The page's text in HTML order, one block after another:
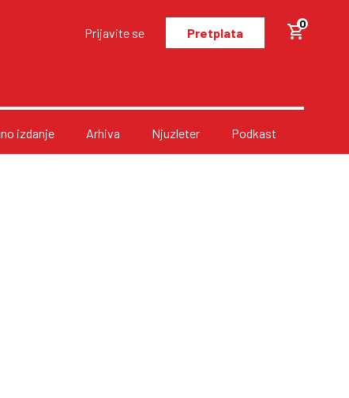
Prijavite se Pretplata
0
izdanje Arhiva Njuzleter Podkast